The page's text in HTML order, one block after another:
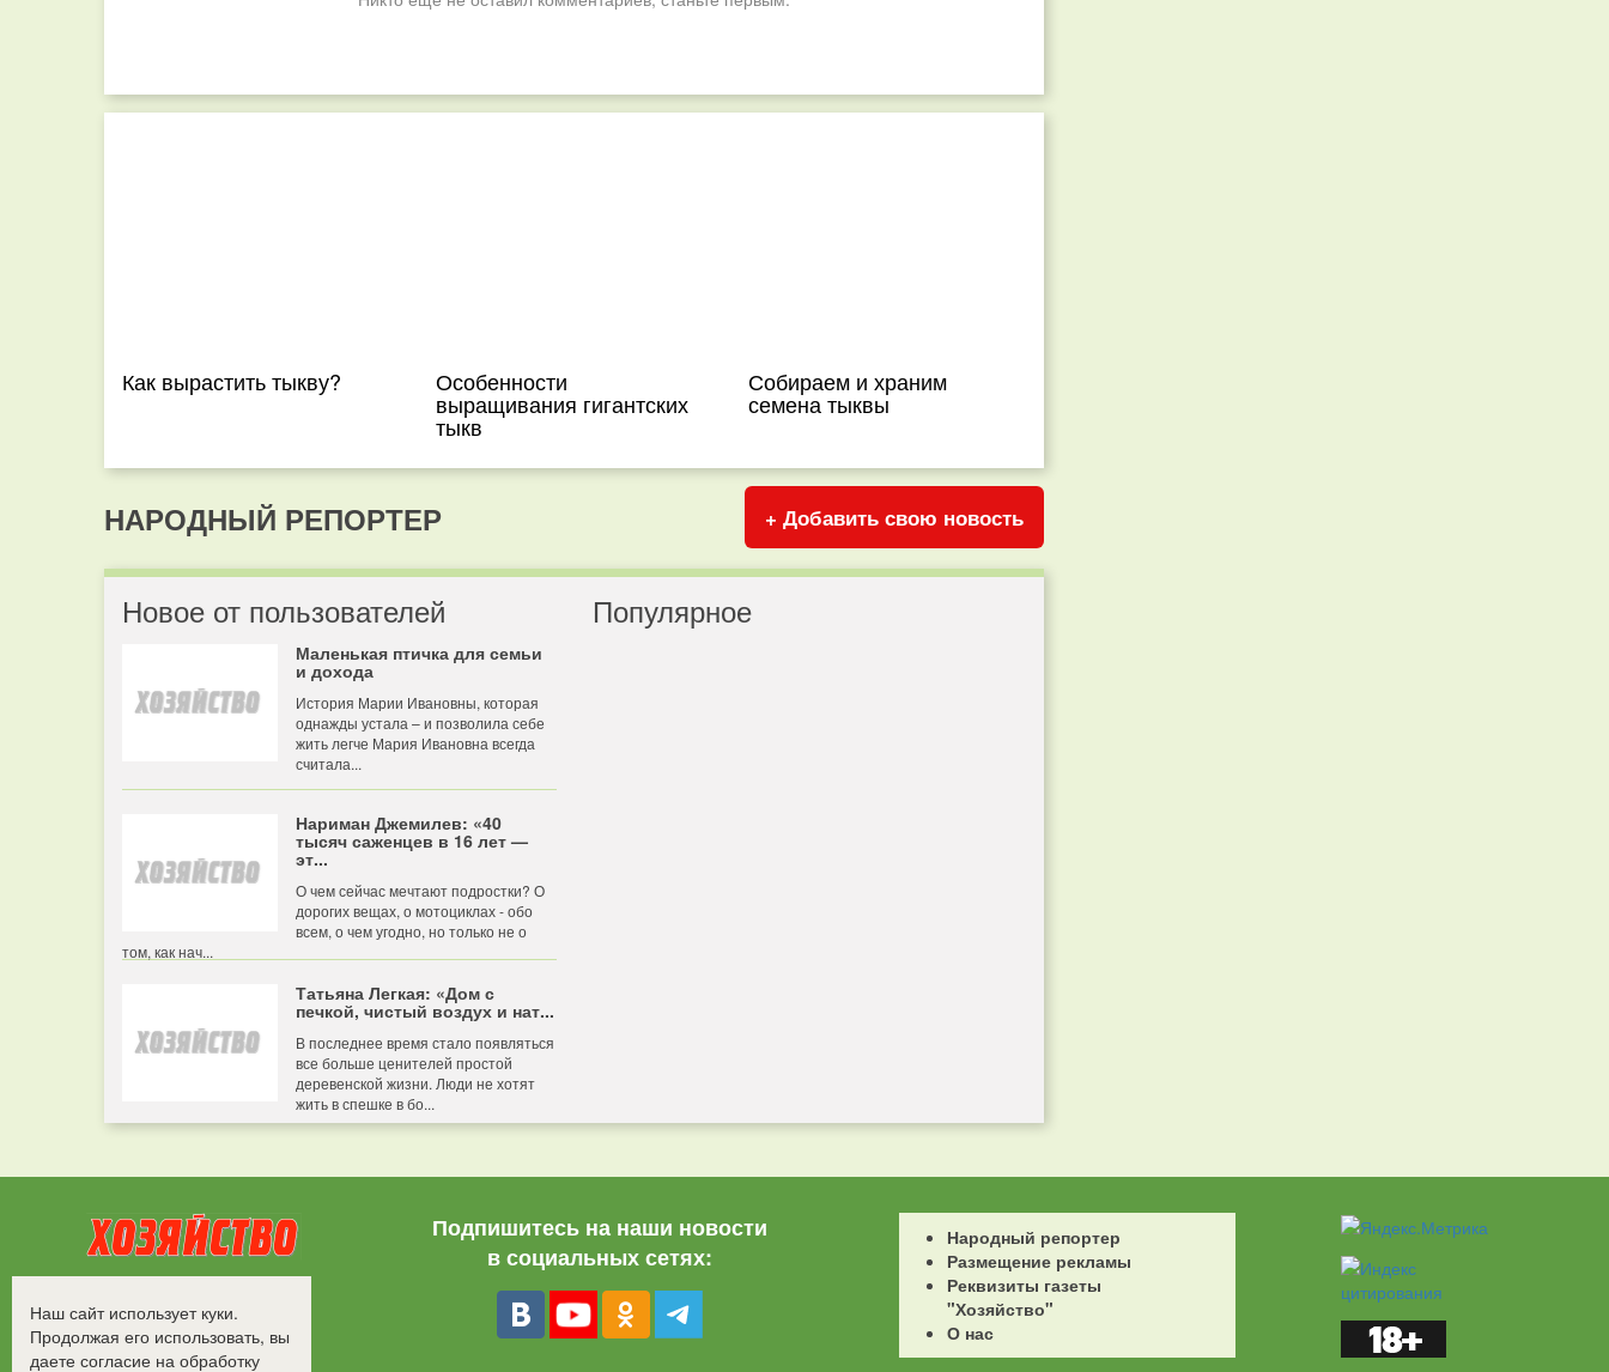
Как вырастить тыкву? Особенности
выращивания гигантских
тыкв
Собираем и храним
семена тыквы
НАРОДНЫЙ РЕПОРТЕР + Добавить свою новость
Новое от пользователей
Маленькая птичка для семьи
и дохода
История Марии Ивановны, которая
однажды устала – и позволила себе
жить легче Мария Ивановна всегда
считала...
Нариман Джемилев: «40
тысяч саженцев в 16 лет —
эт...
О чем сейчас мечтают подростки? О
дорогих вещах, о мотоциклах - обо
всем, о чем угодно, но только не о
том, как нач...
Татьяна Легкая: «Дом с
печкой, чистый воздух и нат...
В последнее время стало появляться
все больше ценителей простой
деревенской жизни. Люди не хотят
жить в спешке в бо...
Популярное
Все права защищены.
©2008-2017 - "Хозяйство"
Подпишитесь на наши новости
в социальных сетях:
Народный репортер
Размещение рекламы
Реквизиты газеты
"Хозяйство"
О нас
Наш сайт использует куки.
Продолжая его использовать, вы
даете согласие на обработку